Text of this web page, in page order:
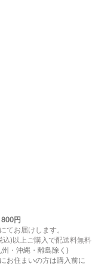
円​
てお届けします。
込)以上ご購入で配送料無料
・沖縄・離島除く)
お住まいの方は購入前に